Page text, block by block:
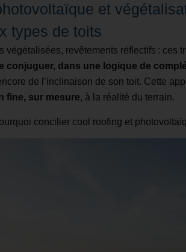
et
types de toits
végétalisées, revêtements réflectifs : ces
conjuguer, dans une logique de
de l’inclinaison de son toit. Cette
fine, sur mesure, à la réalité du terrain.
concilier cool roofing et